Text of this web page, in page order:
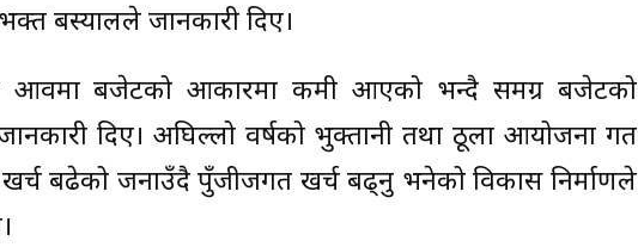
बस्यालले जानकारी दिए।
आवमा बजेटको आकारमा कमी आएको भन्दै समग्र बजेटको
दिए। अघिल्लो वर्षको भुक्तानी तथा ठूला आयोजना गत
बढेको जनाउँदै पुँजीजगत खर्च बढ्नु भनेको विकास निर्माणले